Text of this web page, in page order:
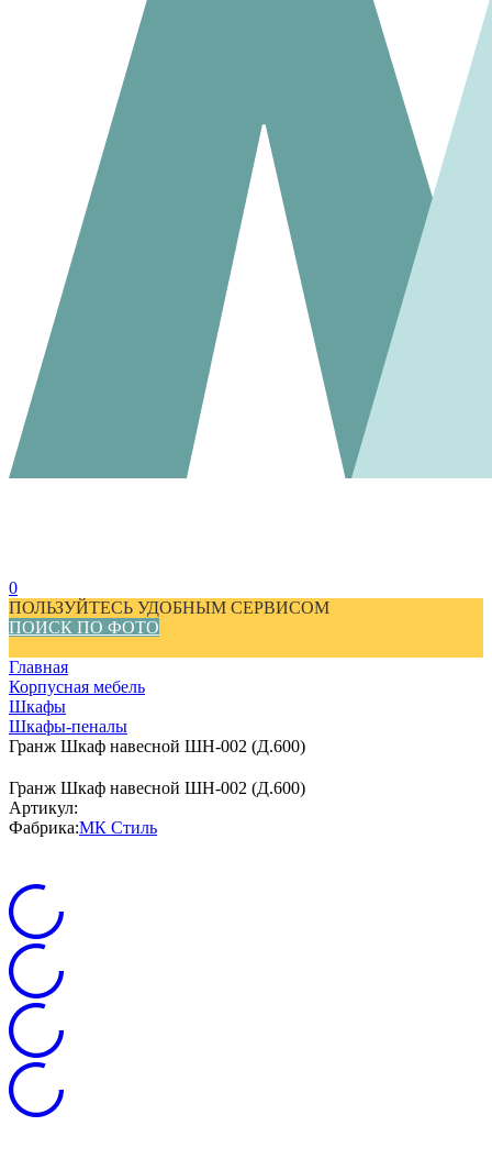
0
ПОЛЬЗУЙТЕСЬ УДОБНЫМ СЕРВИСОМ
ПОИСК ПО ФОТО
Главная
Корпусная мебель
Шкафы
Шкафы-пеналы
Гранж Шкаф навесной ШН-002 (Д.600)
Гранж Шкаф навесной ШН-002 (Д.600)
Артикул:
Фабрика:МК Стиль